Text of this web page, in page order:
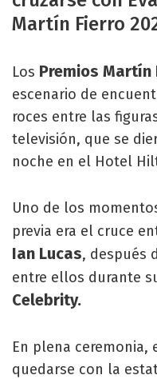
Martín Fierro
Los Premios Martín
escenario de
roces entre las
televisión, que se
noche en el Hotel
Uno de los
previa era el cruce
Ian Lucas, después
entre ellos durante
Celebrity.
En plena
quedarse con la